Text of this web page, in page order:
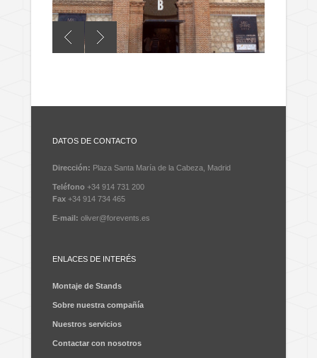
DATOS DE CONTACTO
Dirección: Plaza Santa María de la Cabeza, Madrid
Teléfono +34 914 731 200
Fax +34 914 734 465
E-mail: oliver@forevents.es
ENLACES DE INTERÉS
Montaje de Stands
Sobre nuestra compañía
Nuestros servicios
Contactar con nosotros